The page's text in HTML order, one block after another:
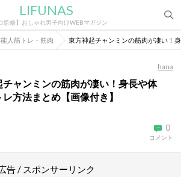
LIFUNAS
監修】おしゃれ男子向けWEBマガジン
人筋トレ・筋肉 東方神起チャンミンの筋肉が凄い！
hana
チャンミンの筋肉が凄い！身長や体
方法まとめ【画像付き】
0
コメント
告 / スポンサーリンク